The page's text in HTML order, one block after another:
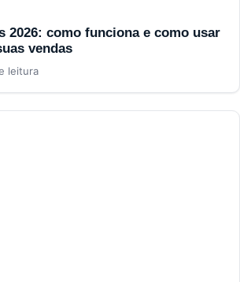
2026: como funciona e como usar
vendas
leitura